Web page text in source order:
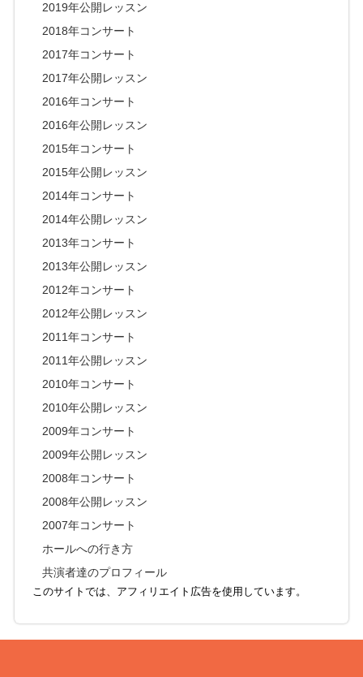
2019年公開レッスン
2018年コンサート
2017年コンサート
2017年公開レッスン
2016年コンサート
2016年公開レッスン
2015年コンサート
2015年公開レッスン
2014年コンサート
2014年公開レッスン
2013年コンサート
2013年公開レッスン
2012年コンサート
2012年公開レッスン
2011年コンサート
2011年公開レッスン
2010年コンサート
2010年公開レッスン
2009年コンサート
2009年公開レッスン
2008年コンサート
2008年公開レッスン
2007年コンサート
ホールへの行き方
共演者達のプロフィール
このサイトでは、アフィリエイト広告を使用しています。